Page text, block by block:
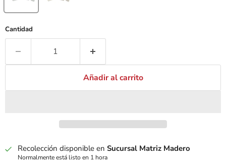
Cantidad
Añadir al carrito
Recolección disponible en Sucursal Matriz Madero
Normalmente está listo en 1 hora